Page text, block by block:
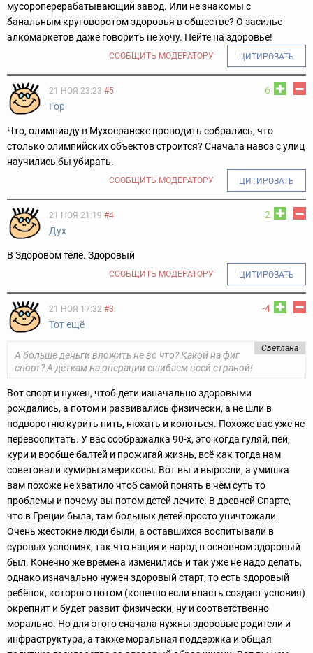
мусороперерабатывающий завод. Или не знакомы с
банальным круговоротом здоровья в обществе? О засилье
алкомаркетов даже говорить не хочу. Пейте на здоровье!
СООБЩИТЬ МОДЕРАТОРУ ЦИТИРОВАТЬ
6
21 НОЯ 23:23 #5
Гор
Что, олимпиаду в Мухосранске проводить собрались, что
столько олимпийских объектов строится? Сначала навоз с улиц
научились бы убирать.
СООБЩИТЬ МОДЕРАТОРУ ЦИТИРОВАТЬ
2
21 НОЯ 21:19 #4
Дух
В Здоровом теле. Здоровый
СООБЩИТЬ МОДЕРАТОРУ ЦИТИРОВАТЬ
-4
21 НОЯ 17:32 #3
Тот ещё
Светлана
А больше деньги вложить не во что? Какой на фиг
спорт? А деткам на операции сшибаем всей страной!
Вот спорт и нужен, чтоб дети изначально здоровыми
рождались, а потом и развивались физически, а не шли в
подворотню курить пить, нюхать и колоться. Похоже вас уже не
перевоспитать. У вас соображалка 90-х, это когда гуляй, пей,
кури и вообще балтей и прожигай жизнь, всё как тогда нам
советовали кумиры америкосы. Вот вы и выросли, а умишка
вам похоже не хватило чтоб самой понять в чём суть то
проблемы и почему вы потом детей лечите. В древней Спарте,
что в Греции была, там больных детей просто уничтожали.
Очень жестокие люди были, а оставшихся воспитывали в
суровых условиях, так что нация и народ в основном здоровый
был. Конечно же времена изменились и так уже не надо делать,
однако изначально нужен здоровый старт, то есть здоровый
ребёнок, которого потом (конечно если власть создаст условия)
окрепнит и будет развит физически, ну и соответственно
морально. Но для этого сначала нужны здоровые родители и
инфраструктура, а также моральная поддержка и общая